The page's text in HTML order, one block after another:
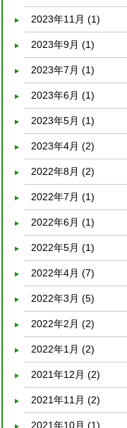
2023年11月 (1)
2023年9月 (1)
2023年7月 (1)
2023年6月 (1)
2023年5月 (1)
2023年4月 (2)
2022年8月 (2)
2022年7月 (1)
2022年6月 (1)
2022年5月 (1)
2022年4月 (7)
2022年3月 (5)
2022年2月 (2)
2022年1月 (2)
2021年12月 (2)
2021年11月 (2)
2021年10月 (1)